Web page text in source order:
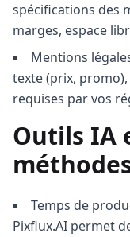
spécifications des
marges, espace
Mentions
texte (prix,
requises par vos
Outils IA
Temps de
Pixflux.AI permet